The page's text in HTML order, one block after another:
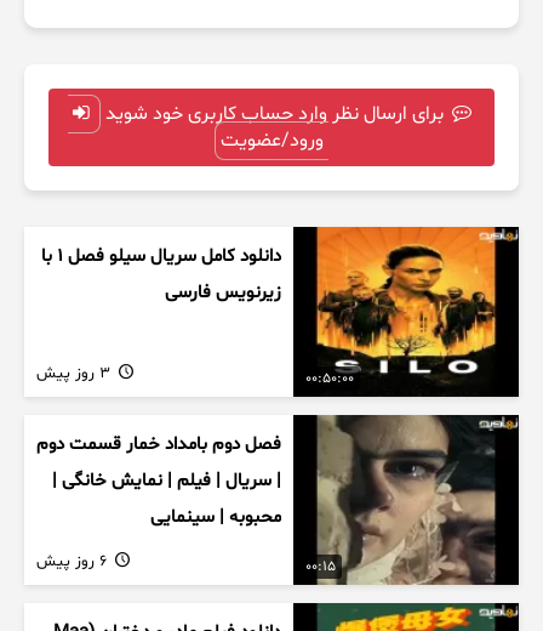
برای ارسال نظر وارد حساب کاربری خود شوید
ورود/عضویت
00:50:00
دانلود کامل سریال سیلو فصل ۱ با
زیرنویس فارسی
00:15
فصل دوم بامداد خمار قسمت دوم
| سریال | فیلم | نمایش خانگی |
محبوبه | سینمایی